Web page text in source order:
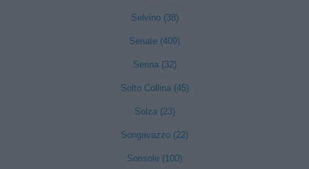
Selvino (38)
Seriate (409)
Serina (32)
Solto Collina (45)
Solza (23)
Songavazzo (22)
Sorisole (100)